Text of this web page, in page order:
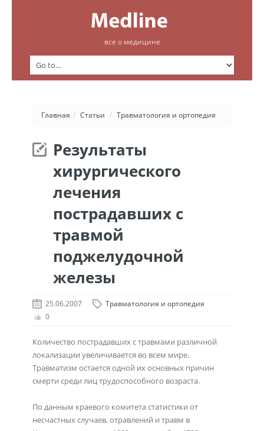
все о медицине
Главная / Статьи / Травматология и ортопедия
Результаты
хирургического
лечения
пострадавших с
травмой
поджелудочной
железы
25.06.2007
Травматология и ортопедия
0
Количество пострадавших с травмами различной
локализации увеличивается во всем мире.
Травматизм остается одной их основных причин
смерти среди лиц трудоспособного возраста.
По данным краевого комитета статистики от
несчастных случаев, отравлений и травм в